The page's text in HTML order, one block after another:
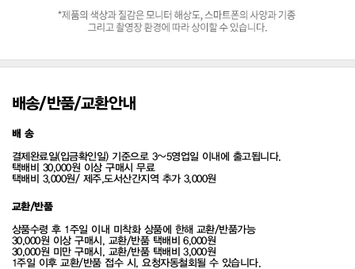
배송/반품/교환안내
배 송
결제완료일(입금확인일) 기준으로 3~5영업일 이내에 출고됩니다.
택배비 30,000원 이상 구매시 무료
택배비 3,000원/ 제주,도서산간지역 추가 3,000원
교환/반품
상품수령 후 1주일 이내 미착화 상품에 한해 교환/반품가능
30,000원 이상 구매시, 교환/반품 택배비 6,000원
30,000원 미만 구매시, 교환/반품 택배비 3,000원
1주일 이후 교환/반품 접수 시, 요청자동철회될 수 있습니다.